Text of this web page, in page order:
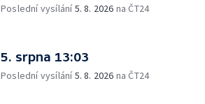
Poslední vysílání5. 8. 2026 na ČT24
5. srpna 13:03
Poslední vysílání5. 8. 2026 na ČT24